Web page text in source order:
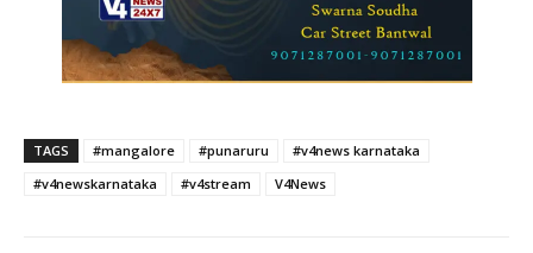
TAGS #mangalore #punaruru
#v4news karnataka
#v4newskarnataka
#v4stream V4News